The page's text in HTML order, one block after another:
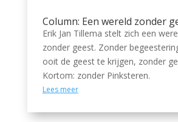
Column: Een wereld zonder
Erik Jan Tillema stelt zich een
zonder geest. Zonder
ooit de geest te krijgen, zonder
Kortom: zonder Pinksteren.
Lees meer